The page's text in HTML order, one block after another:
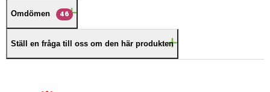
Omdömen 46
Ställ en fråga till oss om den här produkten